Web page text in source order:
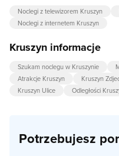
Noclegi z telewizorem Kruszyn
Noclegi z internetem Kruszyn
Kruszyn informacje
Szukam noclegu w Kruszynie
Atrakcje Kruszyn
Kruszyn
Kruszyn Ulice
Odległości
Potrzebujesz